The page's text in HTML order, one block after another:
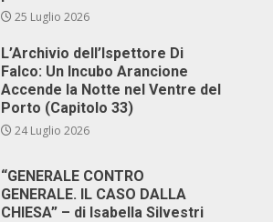
25 Luglio 2026
L’Archivio dell’Ispettore Di
Falco: Un Incubo Arancione
Accende la Notte nel Ventre del
Porto (Capitolo 33)
24 Luglio 2026
“GENERALE CONTRO
GENERALE. IL CASO DALLA
CHIESA” – di Isabella Silvestri